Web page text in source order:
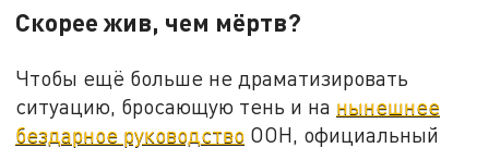
Скорее жив, чем мёртв?
Чтобы ещё больше не драматизировать
ситуацию, бросающую тень и на нынешнее
бездарное руководство ООН, официальный